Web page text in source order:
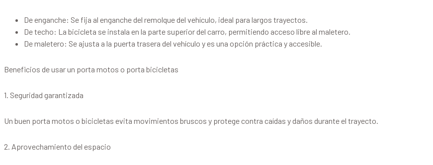
De enganche: Se fija al enganche del remolque del vehículo, ideal para largos trayectos.
De techo: La bicicleta se instala en la parte superior del carro, permitiendo acceso libre al maletero.
De maletero: Se ajusta a la puerta trasera del vehículo y es una opción práctica y accesible.
Beneficios de usar un porta motos o porta bicicletas
1. Seguridad garantizada
Un buen porta motos o bicicletas evita movimientos bruscos y protege contra caídas y daños durante el trayecto.
2. Aprovechamiento del espacio